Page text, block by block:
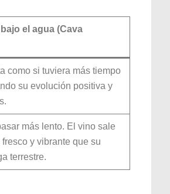
el agua (Cava
como si tuviera más tiempo
su evolución positiva y
más lento. El vino sale
y vibrante que su
terrestre.